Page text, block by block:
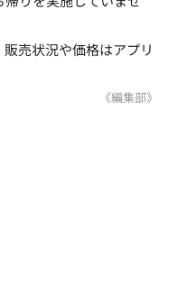
売状況や価格はアプリ
《編集部》